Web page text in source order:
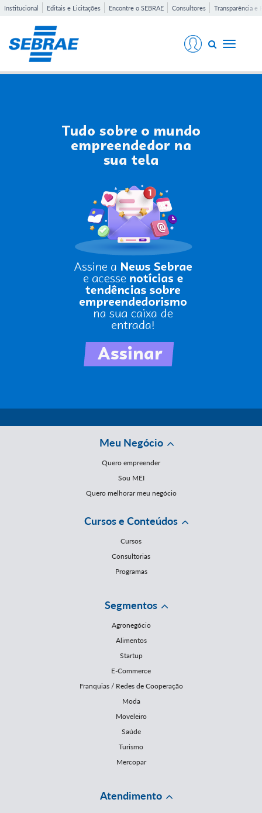
Institucional Editais e Licitações Encontre o SEBRAE Consultores Transparência e
Toggle
Meu Negócio
Quero empreender
Sou MEI
Quero melhorar meu negócio
Cursos e Conteúdos
Cursos
Consultorias
Programas
Segmentos
Agronegócio
Alimentos
Startup
E-Commerce
Franquias / Redes de Cooperação
Moda
Moveleiro
Saúde
Turismo
Mercopar
Atendimento